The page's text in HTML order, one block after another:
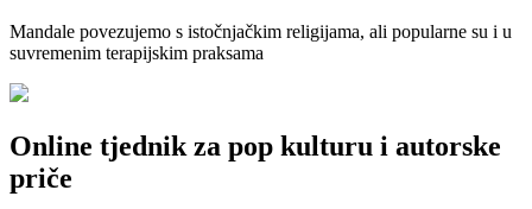
Mandale povezujemo s istočnjačkim religijama, ali popularne su i u
suvremenim terapijskim praksama
Online tjednik za pop kulturu i autorske
priče